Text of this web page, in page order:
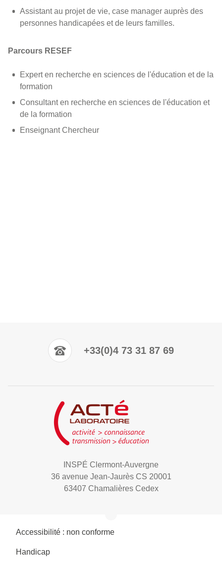
Assistant au projet de vie, case manager auprès des
personnes handicapées et de leurs familles.
Parcours RESEF
Expert en recherche en sciences de l'éducation et de la
formation
Consultant en recherche en sciences de l'éducation et
de la formation
Enseignant Chercheur
+33(0)4 73 31 87 69
INSPÉ Clermont-Auvergne
36 avenue Jean-Jaurès CS 20001
63407 Chamalières Cedex
Accessibilité : non conforme
Handicap